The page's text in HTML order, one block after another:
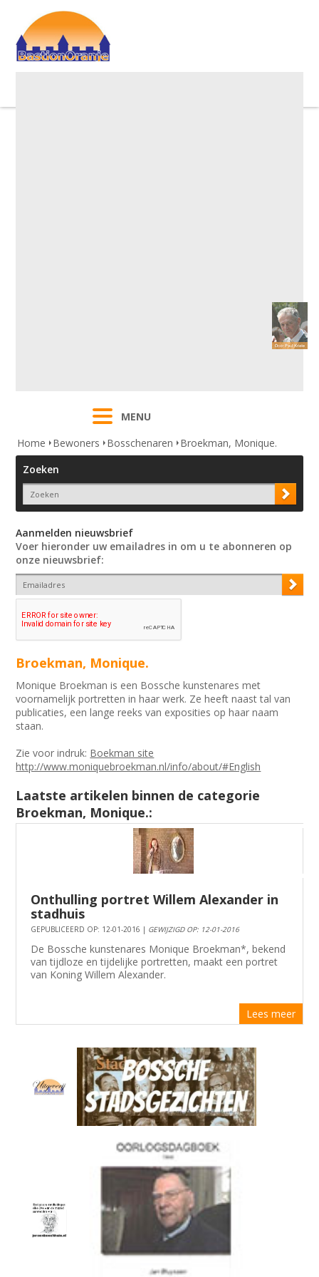
MENU
Home
Bewoners Bosschenaren
Broekman, Monique.
Zoeken
Aanmelden nieuwsbrief
Voer hieronder uw emailadres in om u te abonneren op
onze nieuwsbrief:
Broekman, Monique.
Monique Broekman is een Bossche kunstenares met
voornamelijk portretten in haar werk. Ze heeft naast tal van
publicaties, een lange reeks van exposities op haar naam
staan.
Zie voor indruk: Boekman site
http://www.moniquebroekman.nl/info/about/#English
Laatste artikelen binnen de categorie
Broekman, Monique.:
Onthulling portret Willem Alexander in
stadhuis
GEPUBLICEERD OP: 12-01-2016 | GEWIJZIGD OP: 12-01-2016
De Bossche kunstenares Monique Broekman*, bekend
van tijdloze en tijdelijke portretten, maakt een portret
van Koning Willem Alexander.
Lees meer